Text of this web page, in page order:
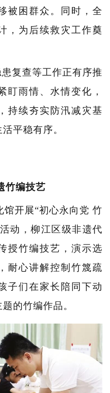
被困群众。同时，全
，为后续救灾工作奠
复查等工作正有序推
盯雨情、水情变化，
持续夯实防汛减灾基
平稳有序。
竹编技艺
馆开展“初心永向党 竹
动，柳江区级非遗代
授竹编技艺，演示选
耐心讲解控制竹篾疏
子们在家长陪同下动
的竹编作品。